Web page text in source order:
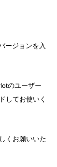
ージョンを入
のユーザー
してお使いく
くお願いいた